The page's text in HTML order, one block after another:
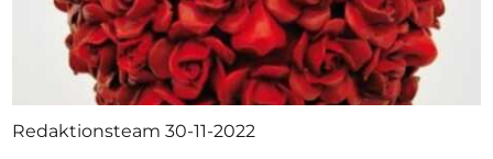
Redaktionsteam30-11-2022